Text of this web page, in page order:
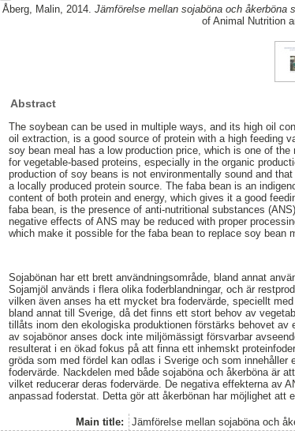
Åberg, Malin, 2014. Jämförelse mellan sojaböna och åkerböna
of Animal Nutrition
Abstract
The soybean can be used in multiple ways, and its high oil
oil extraction, is a good source of protein with a high feeding
soy bean meal has a low production price, which is one of
for vegetable-based proteins, especially in the organic
production of soy beans is not environmentally sound and
a locally produced protein source. The faba bean is an
content of both protein and energy, which gives it a good
faba bean, is the presence of anti-nutritional substances
negative effects of ANS may be reduced with proper
which make it possible for the faba bean to replace soy bean
Sojabönan har ett brett användningsområde, bland annat
Sojamjöl används i flera olika foderblandningar, och är
vilken även anses ha ett mycket bra fodervärde, speciellt
bland annat till Sverige, då det finns ett stort behov av
tillåts inom den ekologiska produktionen förstärks behovet
av sojabönor anses dock inte miljömässigt försvarbar
resulterat i en ökad fokus på att finna ett inhemskt
gröda som med fördel kan odlas i Sverige och som
fodervärde. Nackdelen med både sojaböna och åkerböna är
vilket reducerar deras fodervärde. De negativa effekterna av
anpassad foderstat. Detta gör att åkerbönan har möjlighet att
Main title:
Jämförelse mellan sojaböna och